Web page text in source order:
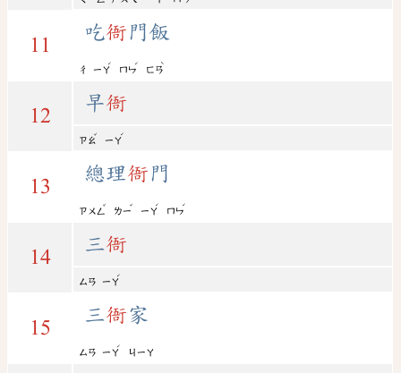
11
吃衙門飯
ㄔ ㄧㄚ
ˊ
ㄇㄣ
ˊ
ㄈㄢ
ˋ
12
早衙
ㄗㄠ
ˇ
ㄧㄚ
ˊ
13
總理衙門
ㄗㄨㄥ
ˇ
ㄌㄧ
ˇ
ㄧㄚ
ˊ
ㄇㄣ
ˊ
14
三衙
ㄙㄢ ㄧㄚ
ˊ
15
三衙家
ㄙㄢ ㄧㄚ
ˊ
ㄐㄧㄚ